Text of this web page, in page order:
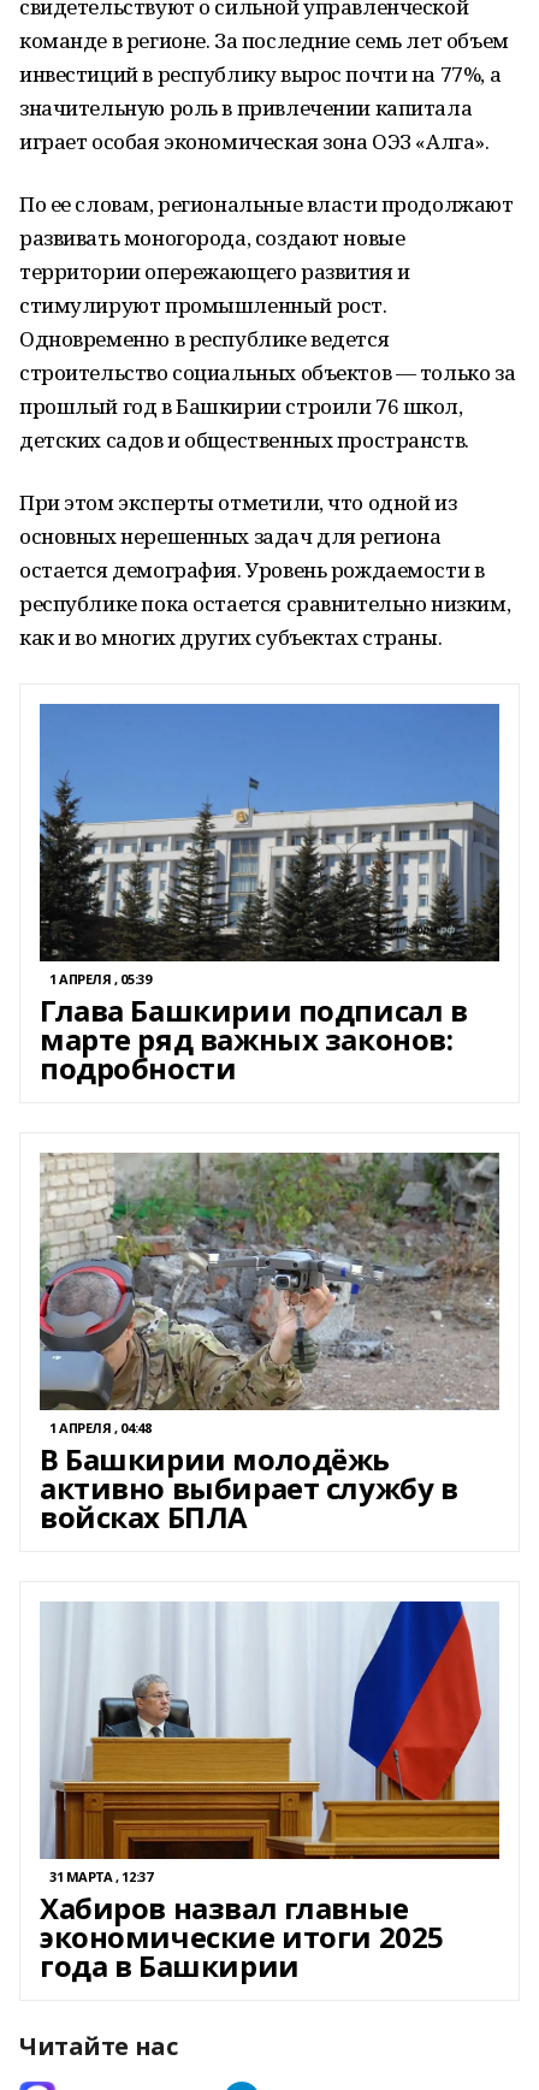
свидетельствуют о сильной управленческой
команде в регионе. За последние семь лет объем
инвестиций в республику вырос почти на 77%, а
значительную роль в привлечении капитала
играет особая экономическая зона ОЭЗ «Алга».
По ее словам, региональные власти продолжают
развивать моногорода, создают новые
территории опережающего развития и
стимулируют промышленный рост.
Одновременно в республике ведется
строительство социальных объектов — только за
прошлый год в Башкирии строили 76 школ,
детских садов и общественных пространств.
При этом эксперты отметили, что одной из
основных нерешенных задач для региона
остается демография. Уровень рождаемости в
республике пока остается сравнительно низким,
как и во многих других субъектах страны.
1 АПРЕЛЯ , 05:39
Глава Башкирии подписал в
марте ряд важных законов:
подробности
1 АПРЕЛЯ , 04:48
В Башкирии молодёжь
активно выбирает службу в
войсках БПЛА
31 МАРТА , 12:37
Хабиров назвал главные
экономические итоги 2025
года в Башкирии
Читайте нас